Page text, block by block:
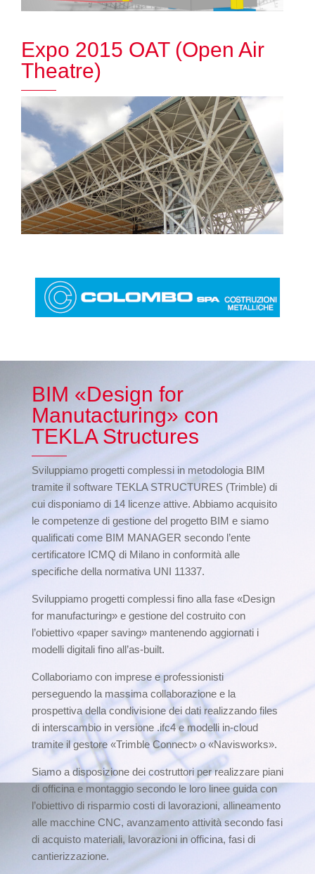
Expo 2015 OAT (Open Air
Theatre)
BIM «Design for
Manutacturing» con
TEKLA Structures
Sviluppiamo progetti complessi in metodologia BIM
tramite il software TEKLA STRUCTURES (Trimble) di
cui disponiamo di 14 licenze attive. Abbiamo acquisito
le competenze di gestione del progetto BIM e siamo
qualificati come BIM MANAGER secondo l’ente
certificatore ICMQ di Milano in conformità alle
specifiche della normativa UNI 11337.
Sviluppiamo progetti complessi fino alla fase «Design
for manufacturing» e gestione del costruito con
l’obiettivo «paper saving» mantenendo aggiornati i
modelli digitali fino all’as-built.
Collaboriamo con imprese e professionisti
perseguendo la massima collaborazione e la
prospettiva della condivisione dei dati realizzando files
di interscambio in versione .ifc4 e modelli in-cloud
tramite il gestore «Trimble Connect» o «Navisworks».
Siamo a disposizione dei costruttori per realizzare piani
di officina e montaggio secondo le loro linee guida con
l’obiettivo di risparmio costi di lavorazioni, allineamento
alle macchine CNC, avanzamento attività secondo fasi
di acquisto materiali, lavorazioni in officina, fasi di
cantierizzazione.